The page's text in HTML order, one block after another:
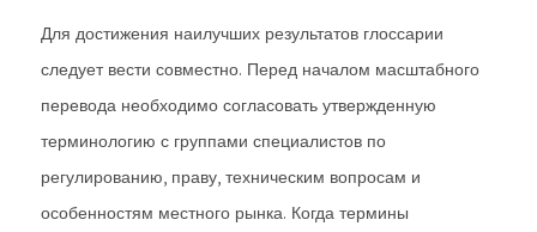
Для достижения наилучших результатов глоссарии
следует вести совместно. Перед началом масштабного
перевода необходимо согласовать утвержденную
терминологию с группами специалистов по
регулированию, праву, техническим вопросам и
особенностям местного рынка. Когда термины